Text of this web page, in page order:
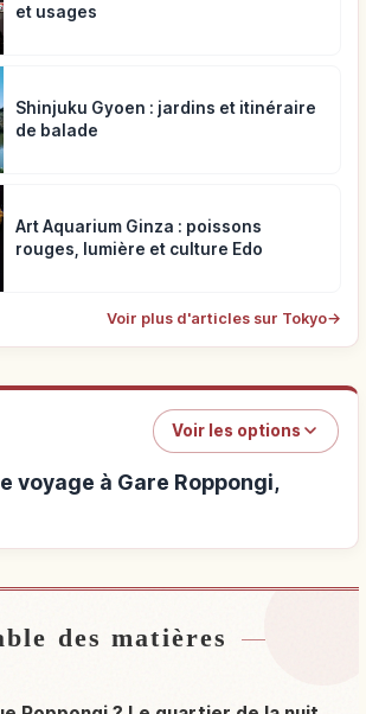
et usages
Shinjuku Gyoen : jardins et itinéraire
de balade
Art Aquarium Ginza : poissons
rouges, lumière et culture Edo
Voir plus d'articles sur Tokyo→
Voir les options
voyage à Gare Roppongi,
près de Gare Roppongi, Tokyo
à Gare Roppongi, Tokyo↗
des matières